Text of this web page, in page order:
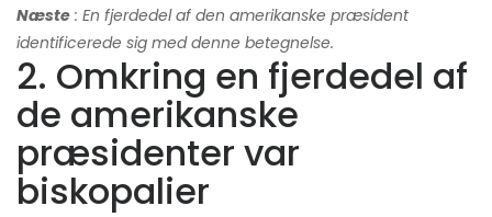
Næste : En fjerdedel af den amerikanske præsident
identificerede sig med denne betegnelse.
2. Omkring en fjerdedel af
de amerikanske
præsidenter var
biskopalier